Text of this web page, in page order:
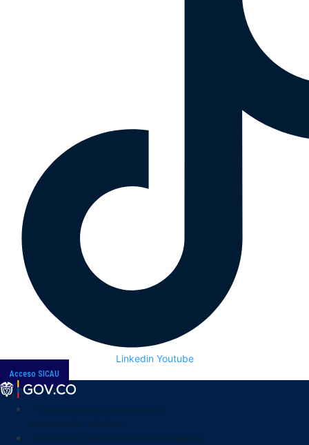
Linkedin Youtube
Acceso SICAU